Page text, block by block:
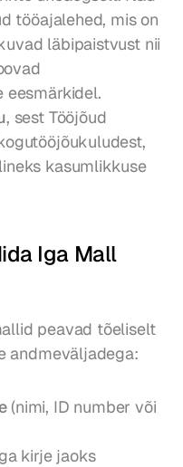
tööajalehed, mis on
läbipaistvust nii
, sest Tööjõud
kasumlikkuse
Iga Mall
peavad tõeliselt
andmeväljadega:
(nimi, ID number või
kirje jaoks